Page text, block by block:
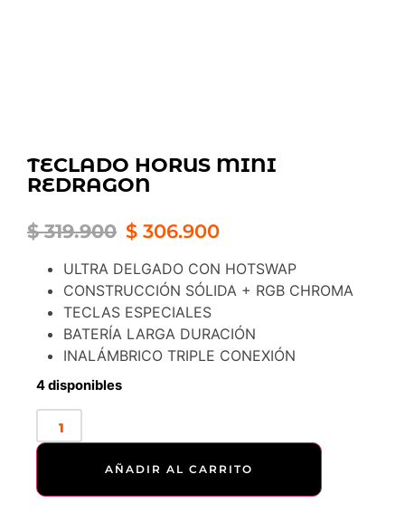
TECLADO HORUS MINI
REDRAGON
$319.900 $ 306.900
ULTRA DELGADO CON HOTSWAP
CONSTRUCCIÓN SÓLIDA + RGB CHROMA
TECLAS ESPECIALES
BATERÍA LARGA DURACIÓN
INALÁMBRICO TRIPLE CONEXIÓN
4 disponibles
AÑADIR AL CARRITO